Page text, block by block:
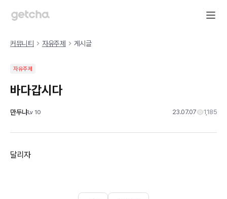
커뮤니티 자유주제 게시글
자유주제
바다갑시다
만두냐Lv 10 23.07.07 1,185
달리자